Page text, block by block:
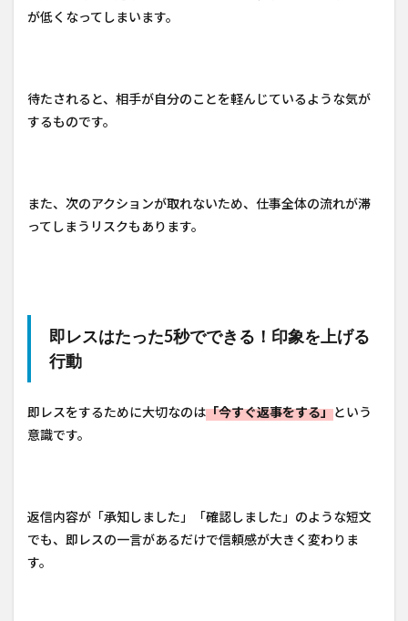
が低くなってしまいます。
待たされると、相手が自分のことを軽んじているような気が
するものです。
また、次のアクションが取れないため、仕事全体の流れが滞
ってしまうリスクもあります。
即レスはたった5秒でできる！印象を上げる
行動
即レスをするために大切なのは「今すぐ返事をする」という
意識です。
返信内容が「承知しました」「確認しました」のような短文
でも、即レスの一言があるだけで信頼感が大きく変わりま
す。